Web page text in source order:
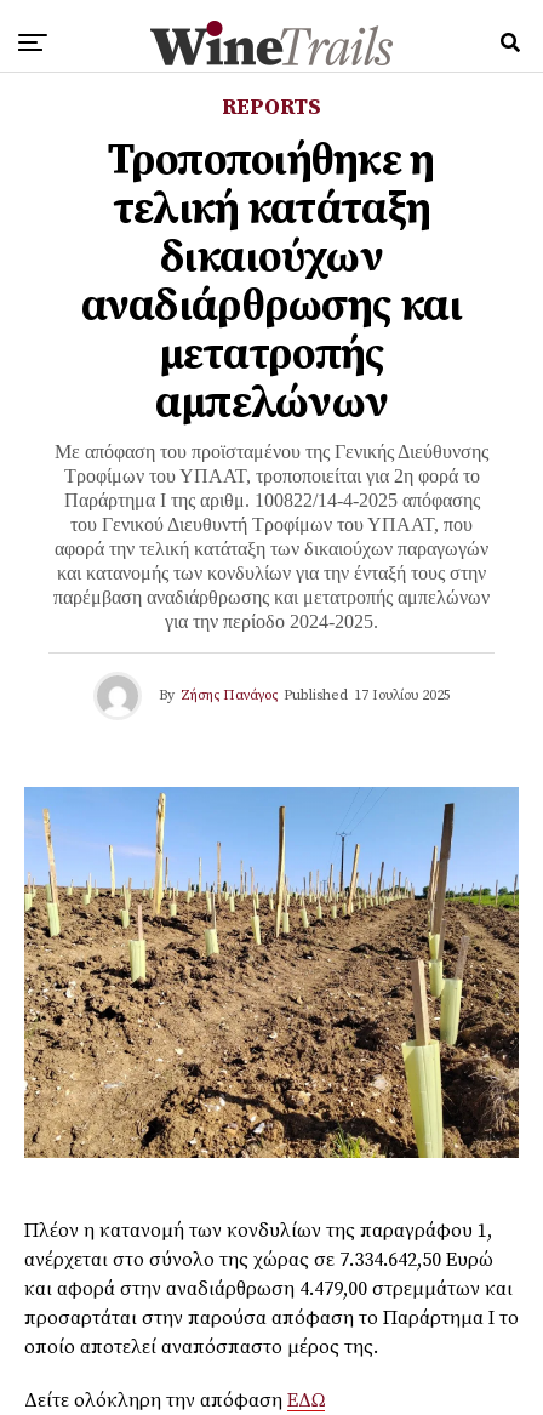
REPORTS
Τροποποιήθηκε η
τελική κατάταξη
δικαιούχων
αναδιάρθρωσης και
μετατροπής
αμπελώνων
Με απόφαση του προϊσταμένου της Γενικής Διεύθυνσης
Τροφίμων του ΥΠΑΑΤ, τροποποιείται για 2η φορά το
Παράρτημα Ι της αριθμ. 100822/14-4-2025 απόφασης
του Γενικού Διευθυντή Τροφίμων του ΥΠΑΑΤ, που
αφορά την τελική κατάταξη των δικαιούχων παραγωγών
και κατανομής των κονδυλίων για την ένταξή τους στην
παρέμβαση αναδιάρθρωσης και μετατροπής αμπελώνων
για την περίοδο 2024-2025.
By Ζήσης Πανάγος Published 17 Ιουλίου 2025
Πλέον η κατανομή των κονδυλίων της παραγράφου 1,
ανέρχεται στο σύνολο της χώρας σε 7.334.642,50 Ευρώ
και αφορά στην αναδιάρθρωση 4.479,00 στρεμμάτων και
προσαρτάται στην παρούσα απόφαση το Παράρτημα Ι το
οποίο αποτελεί αναπόσπαστο μέρος της.
Δείτε ολόκληρη την απόφαση ΕΔΩ